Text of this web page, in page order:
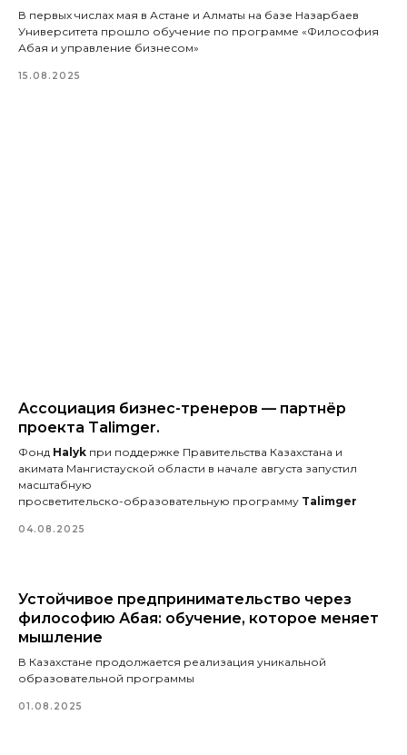
В первых числах мая в Астане и Алматы на базе Назарбаев
Университета прошло обучение по программе «Философия
Абая и управление бизнесом»
15.08.2025
Ассоциация бизнес-тренеров — партнёр
проекта Talimger.
Фонд Halyk при поддержке Правительства Казахстана и
акимата Мангистауской области в начале августа запустил
масштабную
просветительско-образовательную программу Talimger
04.08.2025
Устойчивое предпринимательство через
философию Абая: обучение, которое меняет
мышление
В Казахстане продолжается реализация уникальной
образовательной программы
01.08.2025